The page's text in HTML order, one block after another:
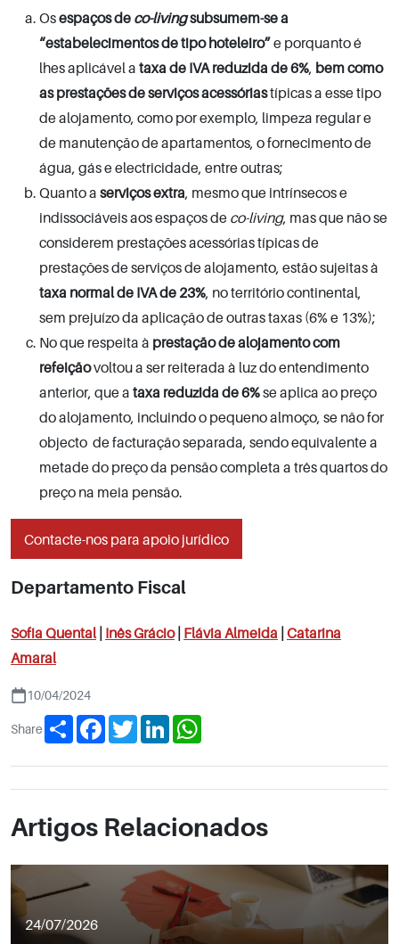
Osespaços de co-livingsubsumem-se a
“estabelecimentos de tipo hoteleiro”e porquanto é
lhes aplicável a taxa de IVA reduzida de 6%, bem como
as prestações de serviços acessóriastípicas a esse tipo
de alojamento, como por exemplo, limpeza regular e
de manutenção de apartamentos, o fornecimento de
água, gás e electricidade, entre outras;
Quanto a serviços extra, mesmo que intrínsecos e
indissociáveis aos espaços de co-living, mas que não se
considerem prestações acessórias típicas de
prestações de serviços de alojamento, estão sujeitas à
taxa normal de IVA de 23%, no território continental,
sem prejuízo da aplicação de outras taxas (6% e 13%);
No que respeita à prestação de alojamento com
refeiçãovoltou a ser reiterada à luz do entendimento
anterior, que a taxa reduzida de 6%se aplica ao preço
do alojamento, incluindo o pequeno almoço, se não for
objecto de facturação separada, sendo equivalente a
metade do preço da pensão completa a três quartos do
preço na meia pensão.
Contacte-nos para apoio jurídico
Departamento Fiscal
Sofia Quental Inês Grácio Flávia Almeida Catarina
Amaral
10/04/2024
Share Share FacebookTwitterLinkedIn
Artigos Relacionados
24/07/2026